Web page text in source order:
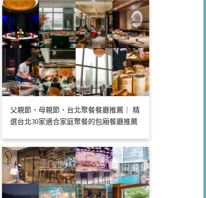
父親節、母親節、台北聚餐餐廳推薦｜ 精
選台北30家適合家庭聚餐的包廂餐廳推薦